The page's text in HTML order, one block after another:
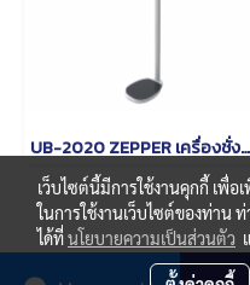
UB-2020 ZEPPER เครื่องชั่งน้ำหนักบุคคล พร้อมวัดส่วนสูง และคำนวณค่า BMI ระบบดิจิตอล
© Copyright
เว็บไซต์นี้มีการใช้งานคุกกี้ เพื่
ในการใช้งานเว็บไซต์ของท่าน
ได้ที่นโยบายความเป็นส่วนตัว